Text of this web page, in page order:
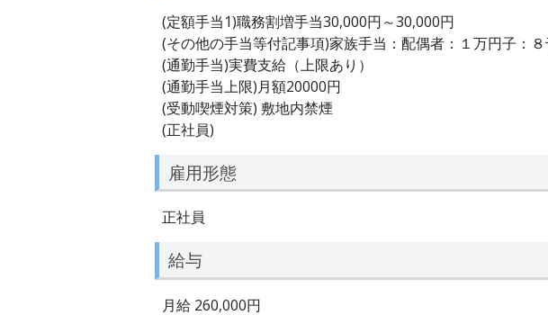
(定額手当1)職務割増手当30,000円～30,000円
(その他の手当等付記事項)家族手当：配偶者：１万円子：
(通勤手当)実費支給（上限あり）
(通勤手当上限)月額20000円
(受動喫煙対策) 敷地内禁煙
(正社員)
雇用形態
正社員
給与
月給 260,000円